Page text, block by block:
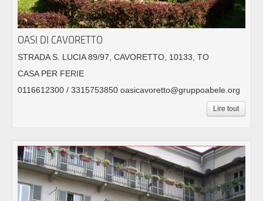
OASI DI CAVORETTO
STRADA S. LUCIA 89/97, CAVORETTO, 10133, TO
CASA PER FERIE
0116612300 / 3315753850 oasicavoretto@gruppoabele.org
Lire tout